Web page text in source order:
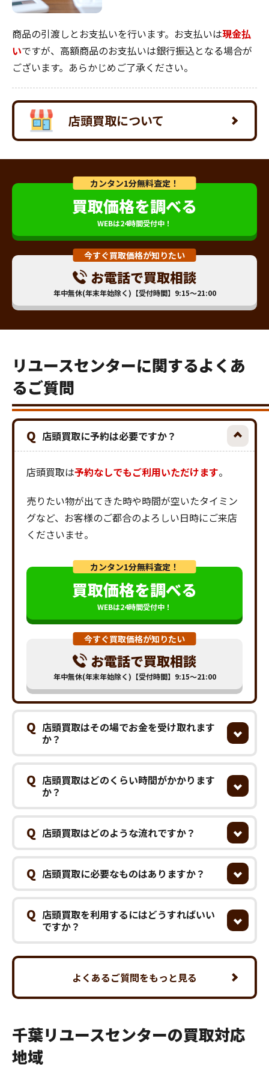
商品の引渡しとお支払いを行います。お支払いは現金払
いですが、高額商品のお支払いは銀行振込となる場合が
ございます。あらかじめご了承ください。
店頭買取について
カンタン1分無料査定！
買取価格を調べる
WEBは24時間受付中！
今すぐ買取価格が知りたい
お電話で買取相談
年中無休(年末年始除く)【受付時間】9:15～21:00
リユースセンターに関するよくあ
るご質問
Q 店頭買取に予約は必要ですか？
店頭買取は予約なしでもご利用いただけます。
売りたい物が出てきた時や時間が空いたタイミン
グなど、お客様のご都合のよろしい日時にご来店
くださいませ。
カンタン1分無料査定！
買取価格を調べる
WEBは24時間受付中！
今すぐ買取価格が知りたい
お電話で買取相談
年中無休(年末年始除く)【受付時間】9:15～21:00
Q 店頭買取はその場でお金を受け取れます
か？
Q 店頭買取はどのくらい時間がかかります
か？
Q 店頭買取はどのような流れですか？
Q 店頭買取に必要なものはありますか？
Q 店頭買取を利用するにはどうすればいい
ですか？
よくあるご質問をもっと見る
千葉リユースセンターの買取対応
地域